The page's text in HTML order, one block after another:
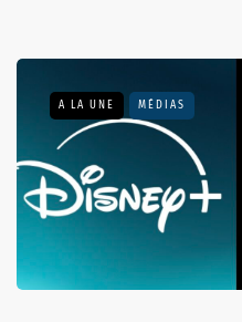
A LA UNE MÉDIAS